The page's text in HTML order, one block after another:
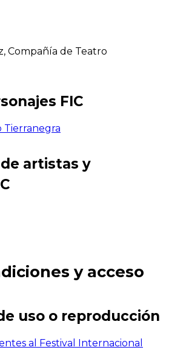
Compañía de Teatro
FIC
Tierranegra
artistas y
y acceso
uso o reproducción
al Festival Internacional